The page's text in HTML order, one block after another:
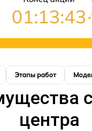
01:13:42
Этапы работ
центра